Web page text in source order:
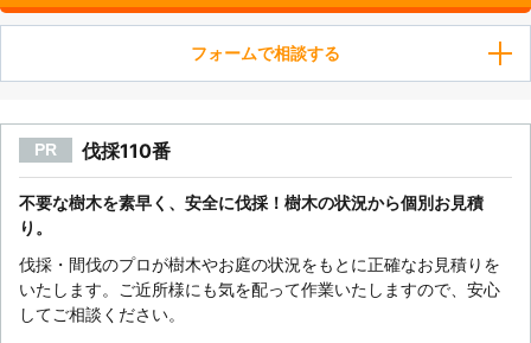
フォームで相談する
PR 伐採110番
不要な樹木を素早く、安全に伐採！樹木の状況から個別お見積
り。
伐採・間伐のプロが樹木やお庭の状況をもとに正確なお見積りを
いたします。ご近所様にも気を配って作業いたしますので、安心
してご相談ください。